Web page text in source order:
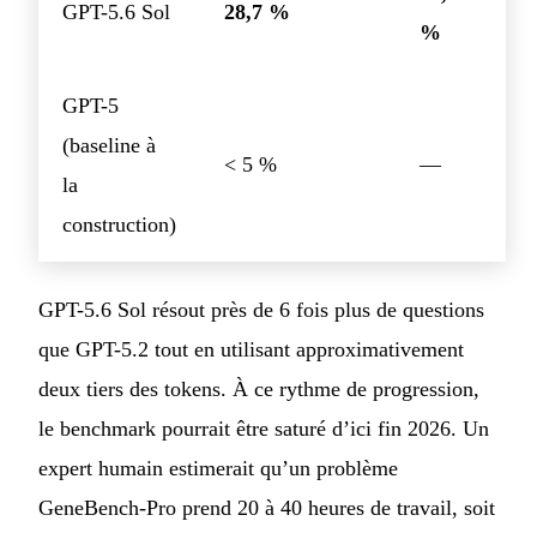
GPT-5.6 Sol 28,7 %
%
GPT-5
(baseline à
la
construction)
< 5 % —
GPT-5.6 Sol résout près de 6 fois plus de questions
que GPT-5.2 tout en utilisant approximativement
deux tiers des tokens. À ce rythme de progression,
le benchmark pourrait être saturé d’ici fin 2026. Un
expert humain estimerait qu’un problème
GeneBench-Pro prend 20 à 40 heures de travail, soit